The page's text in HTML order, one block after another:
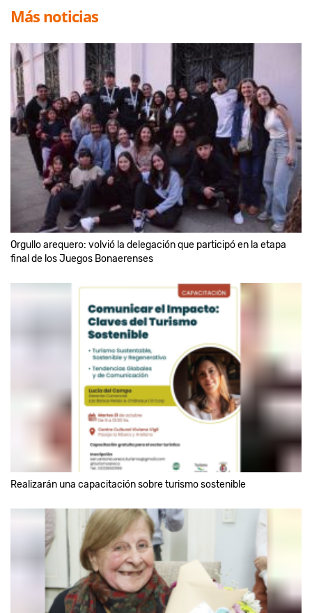
Más noticias
Orgullo arequero: volvió la delegación que participó en la etapa
final de los Juegos Bonaerenses
Realizarán una capacitación sobre turismo sostenible